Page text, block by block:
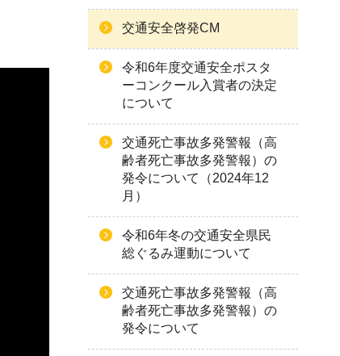
交通安全啓発CM
令和6年度交通安全ポスタ
ーコンクール入賞者の決定
について
交通死亡事故多発警報（高
齢者死亡事故多発警報）の
発令について（2024年12
月）
令和6年冬の交通安全県民
総ぐるみ運動について
交通死亡事故多発警報（高
齢者死亡事故多発警報）の
発令について